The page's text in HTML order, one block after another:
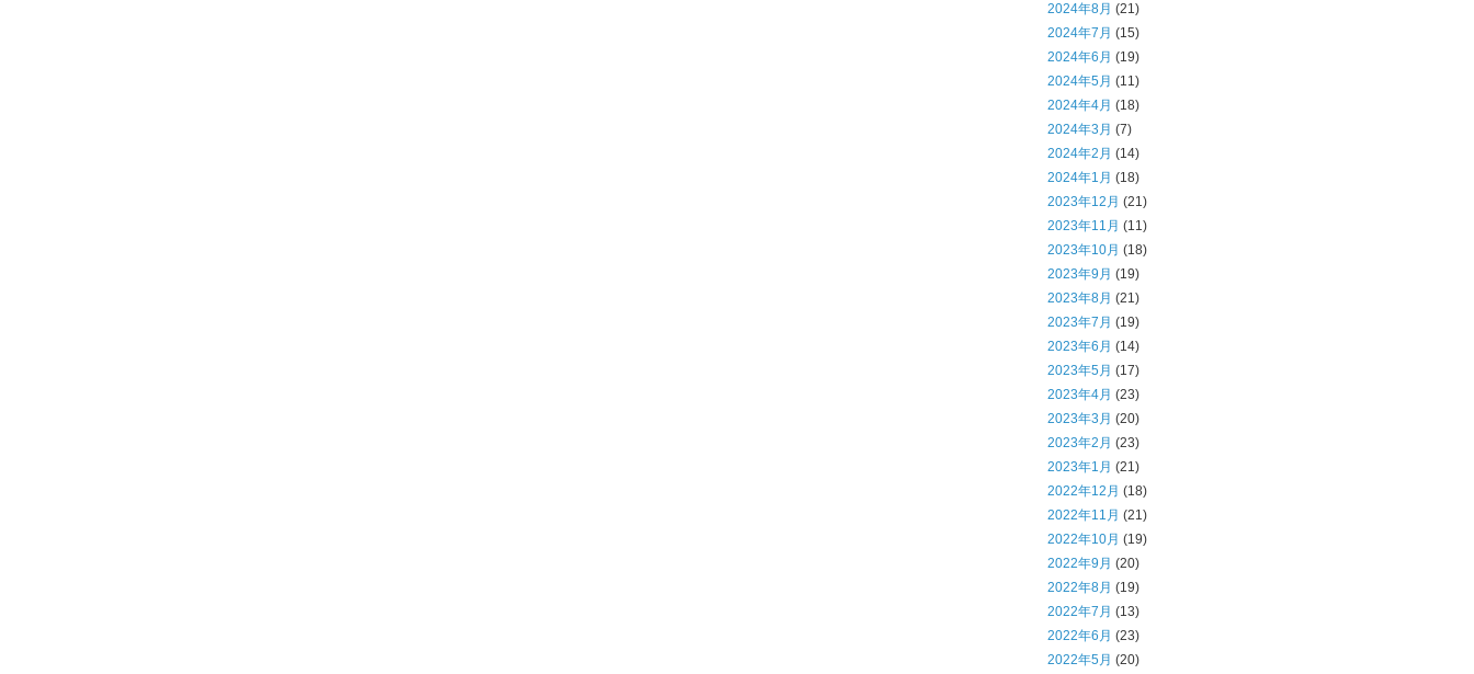
2024年8月 (21)
2024年7月 (15)
2024年6月 (19)
2024年5月 (11)
2024年4月 (18)
2024年3月 (7)
2024年2月 (14)
2024年1月 (18)
2023年12月 (21)
2023年11月 (11)
2023年10月 (18)
2023年9月 (19)
2023年8月 (21)
2023年7月 (19)
2023年6月 (14)
2023年5月 (17)
2023年4月 (23)
2023年3月 (20)
2023年2月 (23)
2023年1月 (21)
2022年12月 (18)
2022年11月 (21)
2022年10月 (19)
2022年9月 (20)
2022年8月 (19)
2022年7月 (13)
2022年6月 (23)
2022年5月 (20)